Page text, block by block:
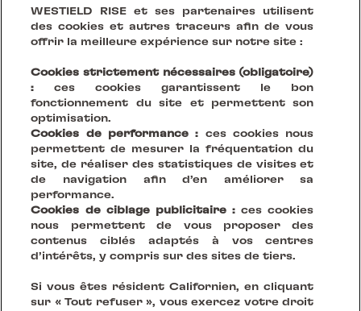
Votre Vision, Notre Scène.
Créer des lieux durables qui réinventent le vivre
ensemble
WESTIELD RISE et ses partenaires utilisent
des cookies et autres traceurs afin de vous
offrir la meilleure expérience sur notre site :
Cookies strictement nécessaires (obligatoire)
: ces cookies garantissent le bon
fonctionnement du site et permettent son
optimisation.
Cookies de performance : ces cookies nous
permettent de mesurer la fréquentation du
site, de réaliser des statistiques de visites et
de navigation afin d’en améliorer sa
performance.
Cookies de ciblage publicitaire : ces cookies
nous permettent de vous proposer des
contenus ciblés adaptés à vos centres
d’intérêts, y compris sur des sites de tiers.
Si vous êtes résident Californien, en cliquant
sur « Tout refuser », vous exercez votre droit